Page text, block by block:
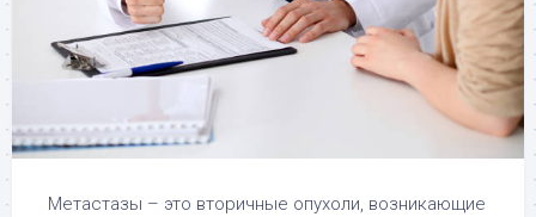
Метастазы – это вторичные опухоли, возникающие